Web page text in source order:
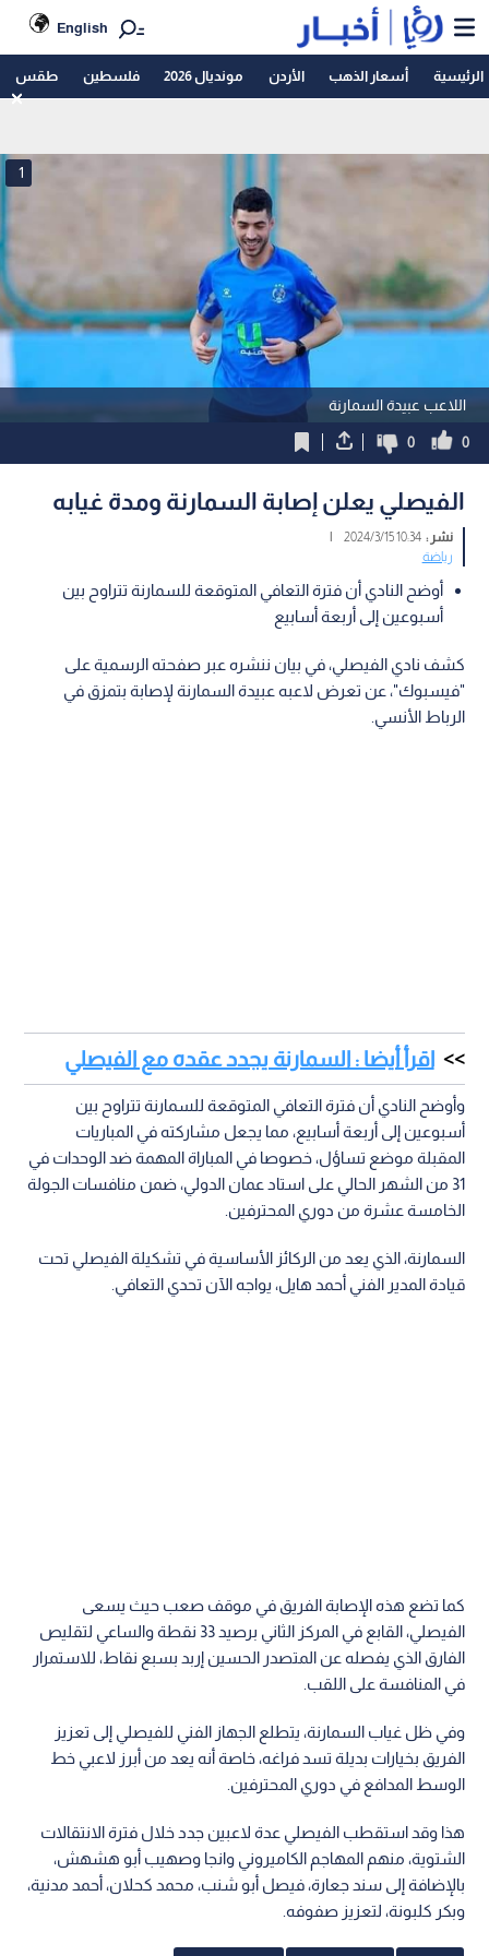
English
الرئيسية أسعار الذهب الأردن مونديال 2026 فلسطين طقس
اللاعب عبيدة السمارنة
1
0
0
الفيصلي يعلن إصابة السمارنة ومدة غيابه
نشر :10:34 2024/3/15
|
رياضة
أوضح النادي أن فترة التعافي المتوقعة للسمارنة تتراوح بين
أسبوعين إلى أربعة أسابيع
كشف نادي الفيصلي، في بيان ننشره عبر صفحته الرسمية على
"فيسبوك"، عن تعرض لاعبه عبيدة السمارنة لإصابة بتمزق في
الرباط الأنسي.
اقرأ أيضا : السمارنة يجدد عقده مع الفيصلي
وأوضح النادي أن فترة التعافي المتوقعة للسمارنة تتراوح بين
أسبوعين إلى أربعة أسابيع، مما يجعل مشاركته في المباريات
المقبلة موضع تساؤل، خصوصا في المباراة المهمة ضد الوحدات في
31 من الشهر الحالي على استاد عمان الدولي، ضمن منافسات الجولة
الخامسة عشرة من دوري المحترفين.
السمارنة، الذي يعد من الركائز الأساسية في تشكيلة الفيصلي تحت
قيادة المدير الفني أحمد هايل، يواجه الآن تحدي التعافي.
كما تضع هذه الإصابة الفريق في موقف صعب حيث يسعى
الفيصلي، القابع في المركز الثاني برصيد 33 نقطة والساعي لتقليص
الفارق الذي يفصله عن المتصدر الحسين إربد بسبع نقاط، للاستمرار
في المنافسة على اللقب.
وفي ظل غياب السمارنة، يتطلع الجهاز الفني للفيصلي إلى تعزيز
الفريق بخيارات بديلة تسد فراغه، خاصة أنه يعد من أبرز لاعبي خط
الوسط المدافع في دوري المحترفين.
هذا وقد استقطب الفيصلي عدة لاعبين جدد خلال فترة الانتقالات
الشتوية، منهم المهاجم الكاميروني وانجا وصهيب أبو هشهش،
بالإضافة إلى سند جعارة، فيصل أبو شنب، محمد كحلان، أحمد مدنية،
وبكر كلبونة، لتعزيز صفوفه.